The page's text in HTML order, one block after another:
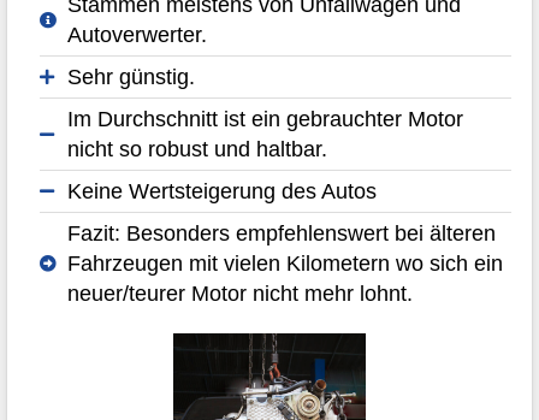
Autoverwerter.
Sehr günstig.
Im Durchschnitt ist ein gebrauchter Motor
nicht so robust und haltbar.
Keine Wertsteigerung des Autos
Fazit: Besonders empfehlenswert bei älteren
Fahrzeugen mit vielen Kilometern wo sich ein
neuer/teurer Motor nicht mehr lohnt.